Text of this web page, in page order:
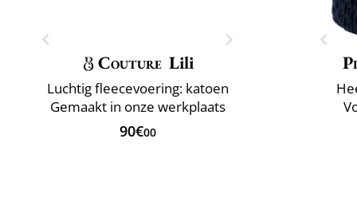
Couture Lili
Luchtig fleecevoering: katoen
Gemaakt in onze werkplaats
90€00